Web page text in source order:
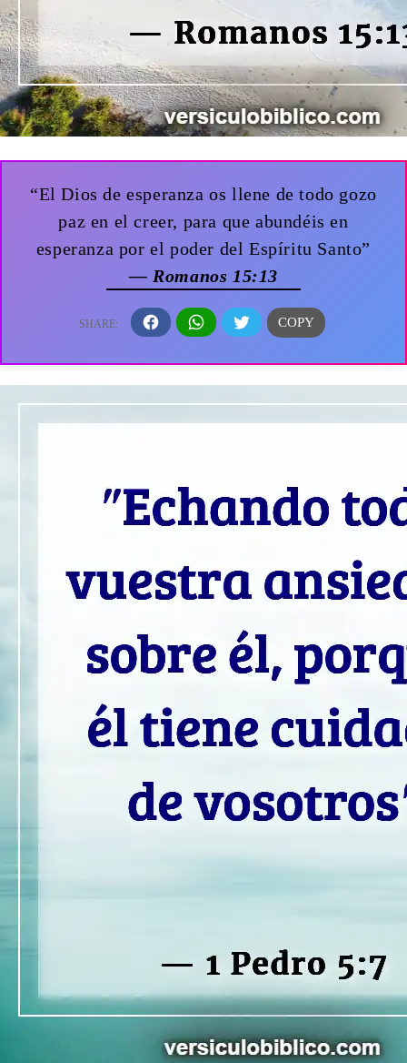
“El Dios de esperanza os llene de todo gozo
paz en el creer, para que abundéis en
esperanza por el poder del Espíritu Santo”
— Romanos 15:13